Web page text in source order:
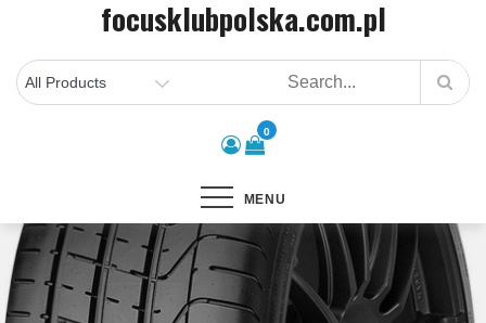
content
focusklubpolska.com.pl
0
MENU